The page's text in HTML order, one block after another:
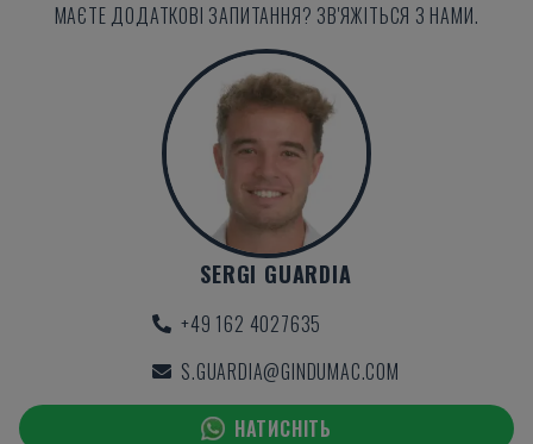
МАЄТЕ ДОДАТКОВІ ЗАПИТАННЯ? ЗВ'ЯЖІТЬСЯ З НАМИ.
SERGI GUARDIA
+49 162 4027635
S.GUARDIA@GINDUMAC.COM
НАТИСНІТЬ